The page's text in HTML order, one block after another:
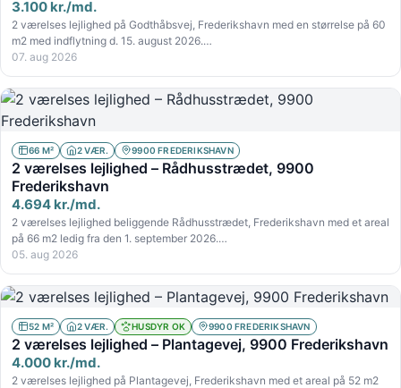
3.100 kr./md.
2 værelses lejlighed på Godthåbsvej, Frederikshavn med en størrelse på 60
m2 med indflytning d. 15. august 2026.…
07. aug 2026
66 M² 2 VÆR. 9900 FREDERIKSHAVN
2 værelses lejlighed – Rådhusstrædet, 9900
Frederikshavn
4.694 kr./md.
2 værelses lejlighed beliggende Rådhusstrædet, Frederikshavn med et areal
på 66 m2 ledig fra den 1. september 2026.…
05. aug 2026
52 M² 2 VÆR. HUSDYR OK 9900 FREDERIKSHAVN
2 værelses lejlighed – Plantagevej, 9900 Frederikshavn
4.000 kr./md.
2 værelses lejlighed på Plantagevej, Frederikshavn med et areal på 52 m2